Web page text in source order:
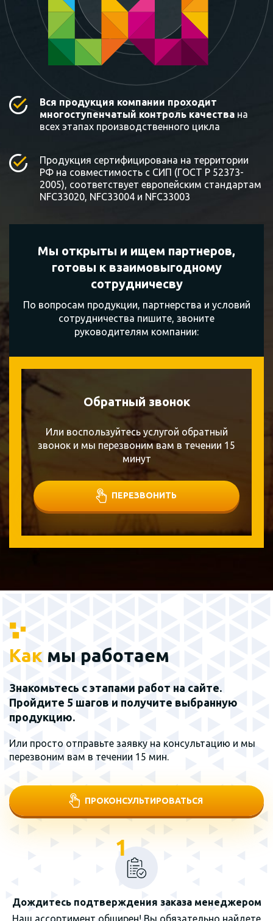
Вся продукция компании проходит
многоступенчатый контроль качества на
всех этапах производственного цикла
Продукция сертифицирована на территории
РФ на совместимость с СИП (ГОСТ Р 52373-
2005), соответствует европейским стандартам
NFC33020, NFC33004 и NFC33003
Мы открыты и ищем партнеров,
готовы квзаимовыгодному
сотрудничесву
По вопросам продукции, партнерства и условий
сотрудничества пишите, звоните
руководителям компании:
Обратный звонок
Или воспользуйтесь услугой обратный
звонок и мы перезвоним вам в течении 15
минут
ПЕРЕЗВОНИТЬ
Как мы работаем
Знакомьтесь с этапами работ на сайте.
Пройдите 5 шагов и получите выбранную
продукцию.
Или просто отправьте заявку на консультацию и мы
перезвоним вам в течении 15 мин.
ПРОКОНСУЛЬТИРОВАТЬСЯ
1
Дождитесь подтверждения заказа менеджером
Наш ассортимент обширен! Вы обязательно найдете